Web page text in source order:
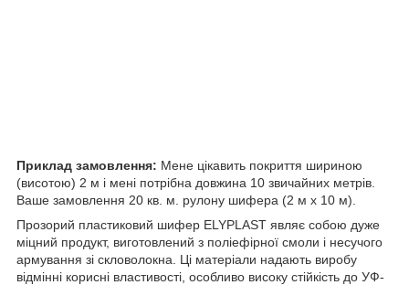
Приклад замовлення: Мене цікавить покриття шириною
(висотою) 2 м і мені потрібна довжина 10 звичайних метрів.
Ваше замовлення 20 кв. м. рулону шифера (2 м х 10 м).
Прозорий пластиковий шифер ELYPLAST являє собою дуже
міцний продукт, виготовлений з поліефірної смоли і несучого
армування зі скловолокна. Ці матеріали надають виробу
відмінні корисні властивості, особливо високу стійкість до УФ-